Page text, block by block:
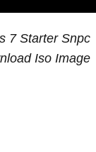
7 Starter Snpc
Iso Image